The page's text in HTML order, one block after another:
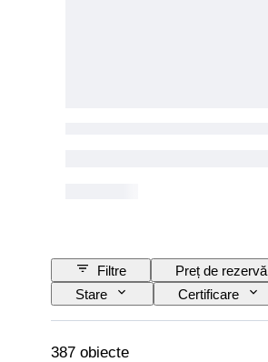
Filtre Preț de rezervă
Stare
Certificare
387 obiecte